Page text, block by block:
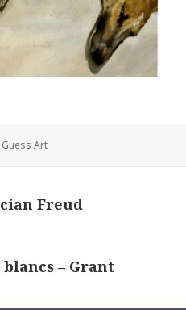
Categories
Guess Art
Freud
– Grant